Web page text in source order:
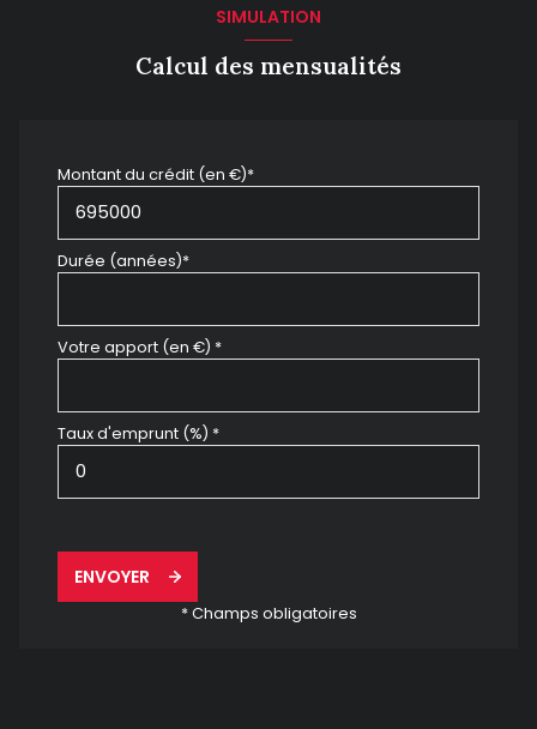
SIMULATION
Calcul des mensualités
Montant du crédit (en €)*
Durée (années)*
Votre apport (en €) *
Taux d'emprunt (%) *
ENVOYER
* Champs obligatoires